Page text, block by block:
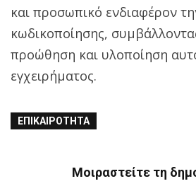
και προσωπικό ενδιαφέρον
κωδικοποίησης,
προώθηση και υλοποίηση
εγχειρήματος.
ΕΠΙΚΑΙΡΌΤΗΤΑ
Μοιραστείτε τη